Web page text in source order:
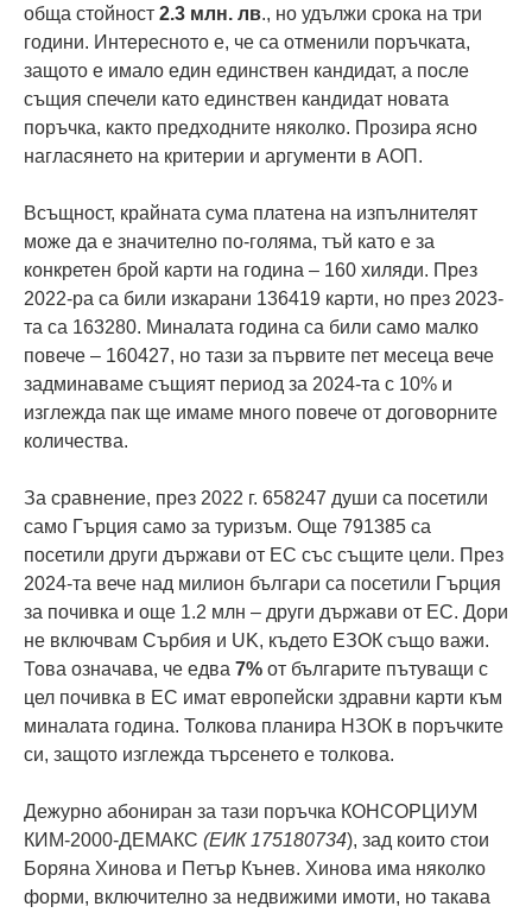
обща стойност 2.3 млн. лв., но удължи срока на три
години. Интересното е, че са отменили поръчката,
защото е имало един единствен кандидат, а после
същия спечели като единствен кандидат новата
поръчка, както предходните няколко. Прозира ясно
нагласянето на критерии и аргументи в АОП.
Всъщност, крайната сума платена на изпълнителят
може да е значително по-голяма, тъй като е за
конкретен брой карти на година – 160 хиляди. През
2022-ра са били изкарани 136419 карти, но през 2023-
та са 163280. Миналата година са били само малко
повече – 160427, но тази за първите пет месеца вече
задминаваме същият период за 2024-та с 10% и
изглежда пак ще имаме много повече от договорните
количества.
За сравнение, през 2022 г. 658247 души са посетили
само Гърция само за туризъм. Още 791385 са
посетили други държави от ЕС със същите цели. През
2024-та вече над милион българи са посетили Гърция
за почивка и още 1.2 млн – други държави от ЕС. Дори
не включвам Сърбия и UK, където ЕЗОК също важи.
Това означава, че едва 7% от българите пътуващи с
цел почивка в ЕС имат европейски здравни карти към
миналата година. Толкова планира НЗОК в поръчките
си, защото изглежда търсенето е толкова.
Дежурно абониран за тази поръчка КОНСОРЦИУМ
КИМ-2000-ДЕМАКС (ЕИК 175180734), зад които стои
Боряна Хинова и Петър Кънев. Хинова има няколко
форми, включително за недвижими имоти, но такава